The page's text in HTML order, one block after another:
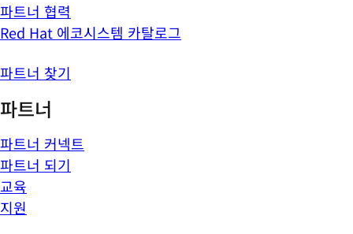
파트너 협력
Red Hat 에코시스템 카탈로그
파트너 찾기
파트너
파트너 커넥트
파트너 되기
교육
지원